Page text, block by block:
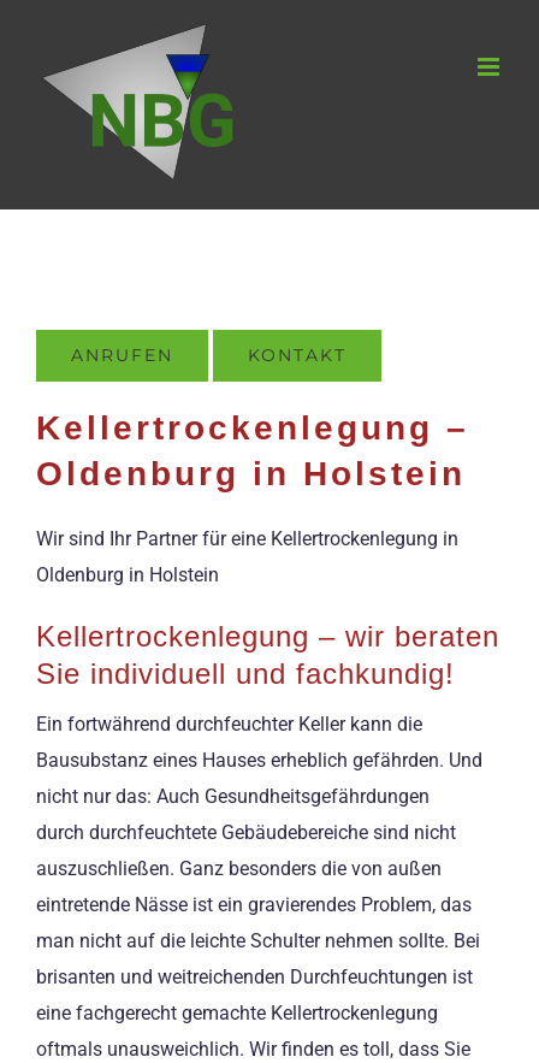
springen
ANRUFEN KONTAKT
Kellertrockenlegung –
Oldenburg in Holstein
Wir sind Ihr Partner für eine Kellertrockenlegung in
Oldenburg in Holstein
Kellertrockenlegung – wir beraten
Sie individuell und fachkundig!
Ein fortwährend durchfeuchter Keller kann die
Bausubstanz eines Hauses erheblich gefährden. Und
nicht nur das: Auch Gesundheitsgefährdungen
durch durchfeuchtete Gebäudebereiche sind nicht
auszuschließen. Ganz besonders die von außen
eintretende Nässe ist ein gravierendes Problem, das
man nicht auf die leichte Schulter nehmen sollte. Bei
brisanten und weitreichenden Durchfeuchtungen ist
eine fachgerecht gemachte Kellertrockenlegung
oftmals unausweichlich. Wir finden es toll, dass Sie